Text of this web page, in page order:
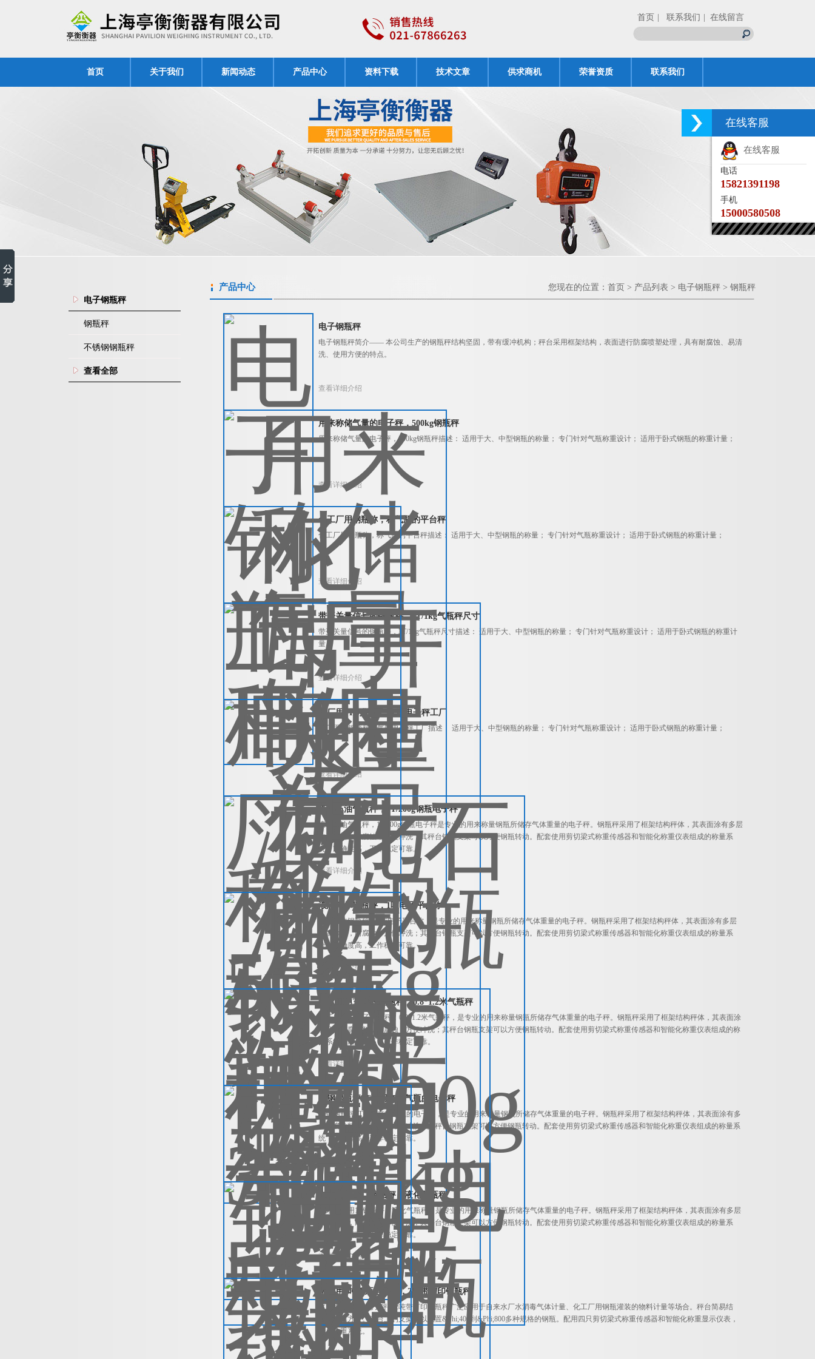
首页 | 联系我们 | 在线留言
首页 关于我们 新闻动态 产品中心 资料下载 技术文章 供求商机 荣誉资质 联系我们
电子钢瓶秤
钢瓶秤
不锈钢钢瓶秤
查看全部
产品中心 您现在的位置： 首页 > 产品列表 > 电子钢瓶秤 > 钢瓶秤
电子钢瓶秤
电子钢瓶秤简介—— 本公司生产的钢瓶秤结构坚固，带有缓冲机构；秤台采用框架结构，表面进行防腐喷塑处理，具有耐腐蚀、易清
洗、使用方便的特点。
查看详细介绍
用来称储气量的电子秤，500kg钢瓶秤
用来称储气量的电子秤，500kg钢瓶秤描述： 适用于大、中型钢瓶的称量； 专门针对气瓶称重设计； 适用于卧式钢瓶的称重计量；
查看详细介绍
化工厂用钢瓶称，称气瓶的平台秤
化工厂用钢瓶称，称气瓶的平台秤描述： 适用于大、中型钢瓶的称量； 专门针对气瓶称重设计； 适用于卧式钢瓶的称重计量；
查看详细介绍
带开关量信号的钢瓶秤，3T/1kg气瓶秤尺寸
带开关量信号的钢瓶秤，3T/1kg气瓶秤尺寸描述： 适用于大、中型钢瓶的称量； 专门针对气瓶称重设计； 适用于卧式钢瓶的称重计
量；
查看详细介绍
水厂用2T钢瓶秤，气瓶电子秤工厂
水厂用2T钢瓶秤，气瓶电子秤工厂描述： 适用于大、中型钢瓶的称量； 专门针对气瓶称重设计； 适用于卧式钢瓶的称重计量；
查看详细介绍
液化石油气瓶秤，1T/200g钢瓶电子秤
液化石油气瓶秤，1T/200g钢瓶电子秤是专业的用来称量钢瓶所储存气体重量的电子秤。钢瓶秤采用了框架结构秤体，其表面涂有多层
防腐涂料，耐腐蚀，方便冲洗；其秤台钢瓶支架可以方便钢瓶转动。配套使用剪切梁式称重传感器和智能化称重仪表组成的称量系
统，准确度高，工作稳定可靠。
查看详细介绍
液态气体钢瓶秤，1吨电子平台称
液态气体钢瓶秤，1吨电子平台称，是专业的用来称量钢瓶所储存气体重量的电子秤。钢瓶秤采用了框架结构秤体，其表面涂有多层
防腐涂料，耐腐蚀，方便冲洗；其秤台钢瓶支架可以方便钢瓶转动。配套使用剪切梁式称重传感器和智能化称重仪表组成的称量系
统，准确度高，工作稳定可靠。
查看详细介绍
化工厂用3T电子钢瓶秤，0.8*1.2米气瓶秤
化工厂用3T电子钢瓶秤，0.8*1.2米气瓶秤，是专业的用来称量钢瓶所储存气体重量的电子秤。钢瓶秤采用了框架结构秤体，其表面涂
有多层防腐涂料，耐腐蚀，方便冲洗；其秤台钢瓶支架可以方便钢瓶转动。配套使用剪切梁式称重传感器和智能化称重仪表组成的称
量系统，准确度高，工作稳定可靠。
查看详细介绍
碳钢钢瓶秤2T，用来称气瓶的电子秤
碳钢钢瓶秤2T，用来称气瓶的电子秤，是专业的用来称量钢瓶所储存气体重量的电子秤。钢瓶秤采用了框架结构秤体，其表面涂有多
层防腐涂料，耐腐蚀，方便冲洗；其秤台钢瓶支架可以方便钢瓶转动。配套使用剪切梁式称重传感器和智能化称重仪表组成的称量系
统，准确度高，工作稳定可靠。
查看详细介绍
自来水厂用1T钢瓶秤，液化气瓶秤
自来水厂用1T钢瓶秤，液化气瓶秤，是专业的用来称量钢瓶所储存气体重量的电子秤。钢瓶秤采用了框架结构秤体，其表面涂有多层
防腐涂料，耐腐蚀，方便冲洗；其秤台钢瓶支架可以方便钢瓶转动。配套使用剪切梁式称重传感器和智能化称重仪表组成的称量系
统，准确度高，工作稳定可靠。
查看详细介绍
水厂用1吨钢瓶电子秤，2吨带打印钢瓶秤
水厂用1吨钢瓶电子秤，2吨带打印钢瓶秤广泛应用于自来水厂水消毒气体计量、化工厂用钢瓶灌装的物料计量等场合。秤台简易结
实、清洁方便。秤台上的支架可以放置&Phi;400到&Phi;800多种规格的钢瓶。配用四只剪切梁式称重传感器和智能化称重显示仪表，
组成称重系统。
查看详细介绍
在线客服
在线客服
电话
15821391198
手机
15000580508